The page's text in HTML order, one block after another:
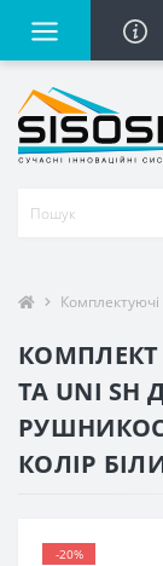
Комплектуючі
КОМПЛЕКТ
ТА UNI
КОЛІР
-20%